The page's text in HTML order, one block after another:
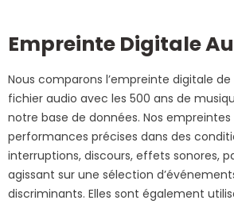
Empreinte Digitale
Nous comparons l’empreinte digitale de
fichier audio avec les 500 ans de
notre base de données. Nos
performances précises dans des
interruptions, discours, effets sonores,
agissant sur une sélection
discriminants. Elles sont également